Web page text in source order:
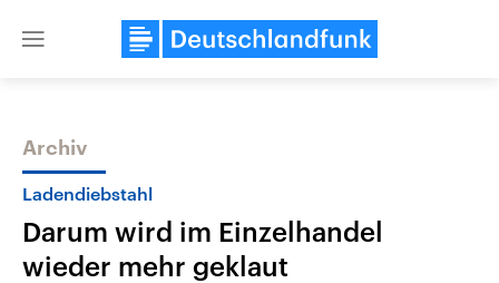
Close
Themen
Archiv
Ladendiebstahl
Darum wird im Einzelhandel
wieder mehr geklaut